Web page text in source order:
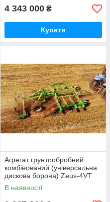
4 343 000 ₴
Купити
Агрегат грунтообробний
комбінований (універсальна
дискова борона) Zeus-4VT
Verti-till з ножовими котками
"Велес-Агро", ширина 4 м
В наявності